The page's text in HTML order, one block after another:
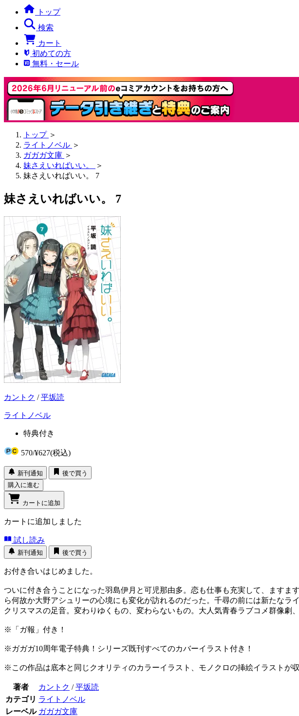
トップ
検索
カート
初めての方
無料・セール
トップ ＞
ライトノベル ＞
ガガガ文庫 ＞
妹さえいればいい。
＞
妹さえいればいい。 7
妹さえいればいい。 7
カントク /平坂読
ライトノベル
特典付き
570/¥627(税込)
新刊通知
後で買う
購入に進む
カートに追加
カートに追加しました
試し読み
新刊通知 後で買う
お付き合いはじめました。
ついに付き合うことになった羽島伊月と可児那由多。恋も仕事も充実して、ます
ら何故か大野アシュリーの心境にも変化が訪れるのだった。千尋の前には新たな
クリスマスの足音。変わりゆくもの、変わらないもの。大人気青春ラブコメ群像
※「ガ報」付き！
※ガガガ10周年電子特典！シリーズ既刊すべてのカバーイラスト付き！
※この作品は底本と同じクオリティのカラーイラスト、モノクロの挿絵イラストが収
著者 カントク /平坂読
カテゴリ ライトノベル
レーベル ガガガ文庫